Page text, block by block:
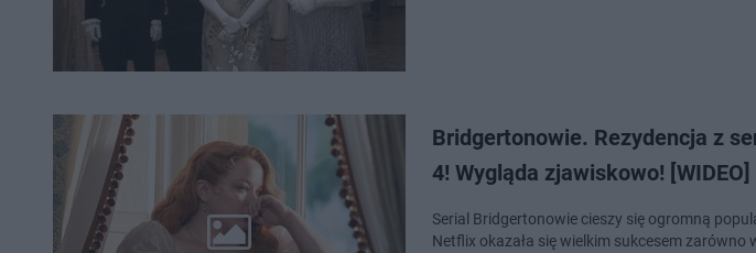
Bridgertonowie. Rezydencja z
4! Wygląda zjawiskowo! [WIDEO]
Serial Bridgertonowie cieszy się ogromną
Netflix okazała się wielkim sukcesem zarówno